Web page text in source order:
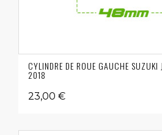
CYLINDRE DE ROUE GAUCHE SUZUKI
2018
23,00 €